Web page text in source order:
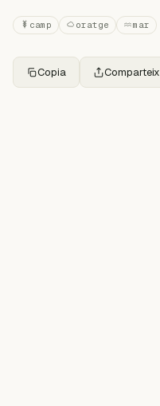
camp oratge mar
Copia Comparteix